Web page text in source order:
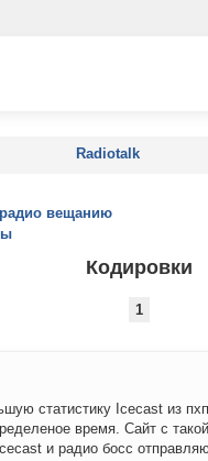
Radiotalk
вещанию
Кодировки
1
статистику Icecast из
время. Сайт с
и радио босс